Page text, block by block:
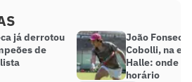
já derrotou
de
João Fonseca
Cobolli, na
Halle: onde
horário